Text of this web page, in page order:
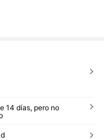
14 días, pero no